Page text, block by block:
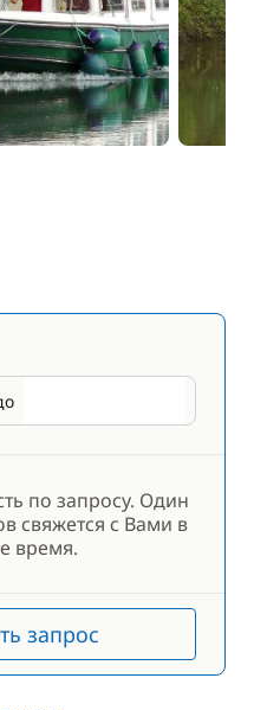
по запросу. Один
свяжется с Вами в
время.
запрос